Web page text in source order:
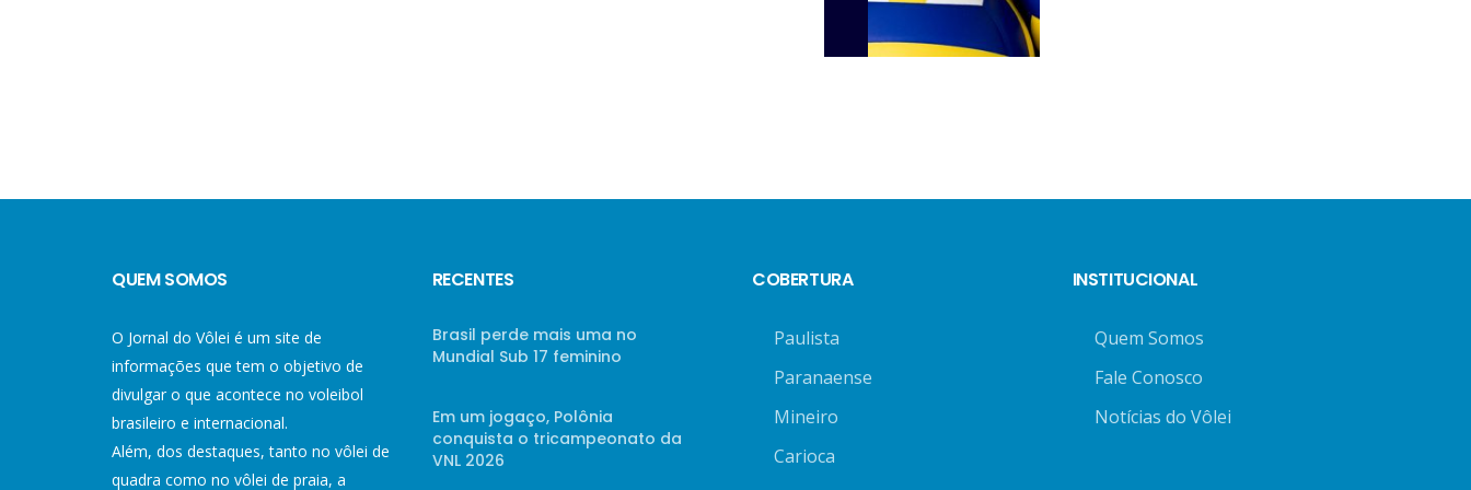
QUEM SOMOS
O Jornal do Vôlei é um site de
informações que tem o objetivo de
divulgar o que acontece no voleibol
brasileiro e internacional.
Além, dos destaques, tanto no vôlei de
quadra como no vôlei de praia, a
RECENTES
Brasil perde mais uma no
Mundial Sub 17 feminino
Em um jogaço, Polônia
conquista o tricampeonato da
VNL 2026
COBERTURA
Paulista
Paranaense
Mineiro
Carioca
INSTITUCIONAL
Quem Somos
Fale Conosco
Notícias do Vôlei